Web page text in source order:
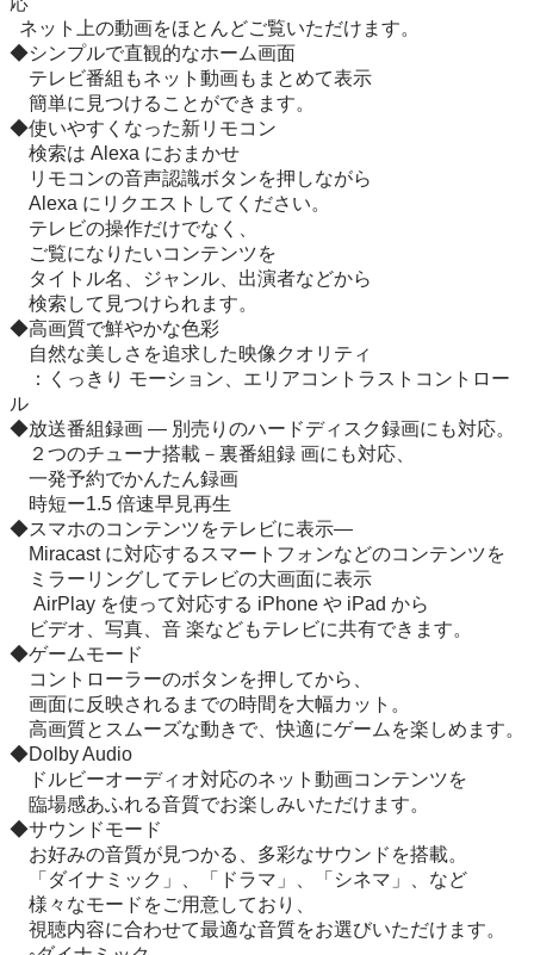
◆シンプルで直観的なホーム画面
テレビ番組もネット動画もまとめて表示
簡単に見つけることができます。
◆使いやすくなった新リモコン
検索は Alexa におまかせ
リモコンの音声認識ボタンを押しながら
Alexa にリクエストしてください。
テレビの操作だけでなく、
ご覧になりたいコンテンツを
タイトル名、ジャンル、出演者などから
検索して見つけられます。
◆高画質で鮮やかな色彩
自然な美しさを追求した映像クオリティ
：くっきり モーション、エリアコントラストコントロー
ル
◆放送番組録画 ― 別売りのハードディスク録画にも対応。
２つのチューナ搭載－裏番組録 画にも対応、
一発予約でかんたん録画
時短ー1.5 倍速早見再生
◆スマホのコンテンツをテレビに表示―
Miracast に対応するスマートフォンなどのコンテンツを
ミラーリングしてテレビの大画面に表示
ビデオ、写真、音 楽などもテレビに共有できます。
◆ゲームモード
コントローラーのボタンを押してから、
画面に反映されるまでの時間を大幅カット。
高画質とスムーズな動きで、快適にゲームを楽しめます。
◆Dolby Audio
ドルビーオーディオ対応のネット動画コンテンツを
臨場感あふれる音質でお楽しみいただけます。
◆サウンドモード
お好みの音質が見つかる、多彩なサウンドを搭載。
「ダイナミック」、「ドラマ」、「シネマ」、など
様々なモードをご用意しており、
視聴内容に合わせて最適な音質をお選びいただけます。